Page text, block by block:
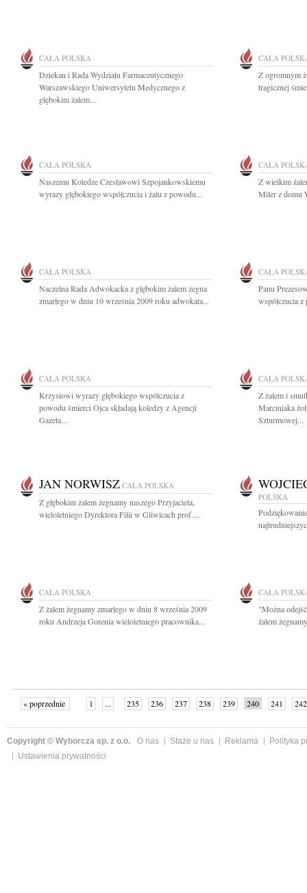
CAŁA POLSKA
Dziekan i Rada Wydziału Farmaceutycznego
Warszawskiego Uniwersytetu Medycznego z
głębokim żalem...
CAŁA
Z ogromnym
tragicznej
CAŁA POLSKA
Naszemu Koledze Czesławowi Szpojankowskiemu
wyrazy głębokiego współczucia i żalu z powodu...
CAŁA
Z wielkim
Miler z domu
CAŁA POLSKA
Naczelna Rada Adwokacka z głębokim żalem żegna
zmarłego w dniu 10 września 2009 roku adwokata...
CAŁA
Panu
współczucia
CAŁA POLSKA
Krzysiowi wyrazy głębokiego współczucia z
powodu śmierci Ojca składają koledzy z Agencji
Gazeta...
CAŁA
Z żalem i
Marciniaka
Szturmowej...
JAN NORWISZ CAŁA POLSKA
Z głębokim żalem żegnamy naszego Przyjaciela,
wieloletniego Dyrektora Filii w Gliwicach prof....
POLSKA
CAŁA POLSKA
Z żalem żegnamy zmarłego w dniu 8 września 2009
roku Andrzeja Gorenia wieloletniego pracownika...
CAŁA
"Można
żalem
« poprzednie 1 ... 235 236 237 238 239 240 241
242
Copyright © Wyborcza sp. z o.o. O nas Staże u nas Reklama
Polityka
Ustawienia prywatności